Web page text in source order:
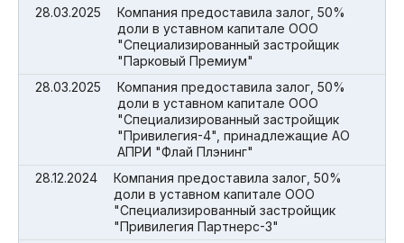
28.03.2025
Компания предоставила залог, 50%
доли в уставном капитале ООО
"Специализированный застройщик
"Парковый Премиум"
28.03.2025
Компания предоставила залог, 50%
доли в уставном капитале ООО
"Специализированный застройщик
"Привилегия-4", принадлежащие АО
АПРИ "Флай Плэнинг"
28.12.2024
Компания предоставила залог, 50%
доли в уставном капитале ООО
"Специализированный застройщик
"Привилегия Партнерс-3"